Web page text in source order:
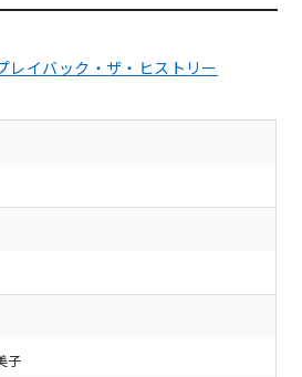
レイバック・ザ・ヒストリー
子